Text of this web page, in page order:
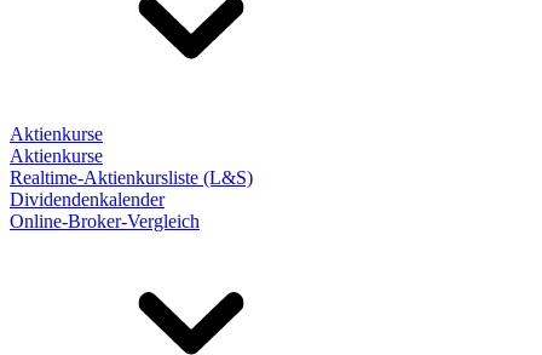
Aktienkurse
Aktienkurse
Realtime-Aktienkursliste (L&S)
Dividendenkalender
Online-Broker-Vergleich